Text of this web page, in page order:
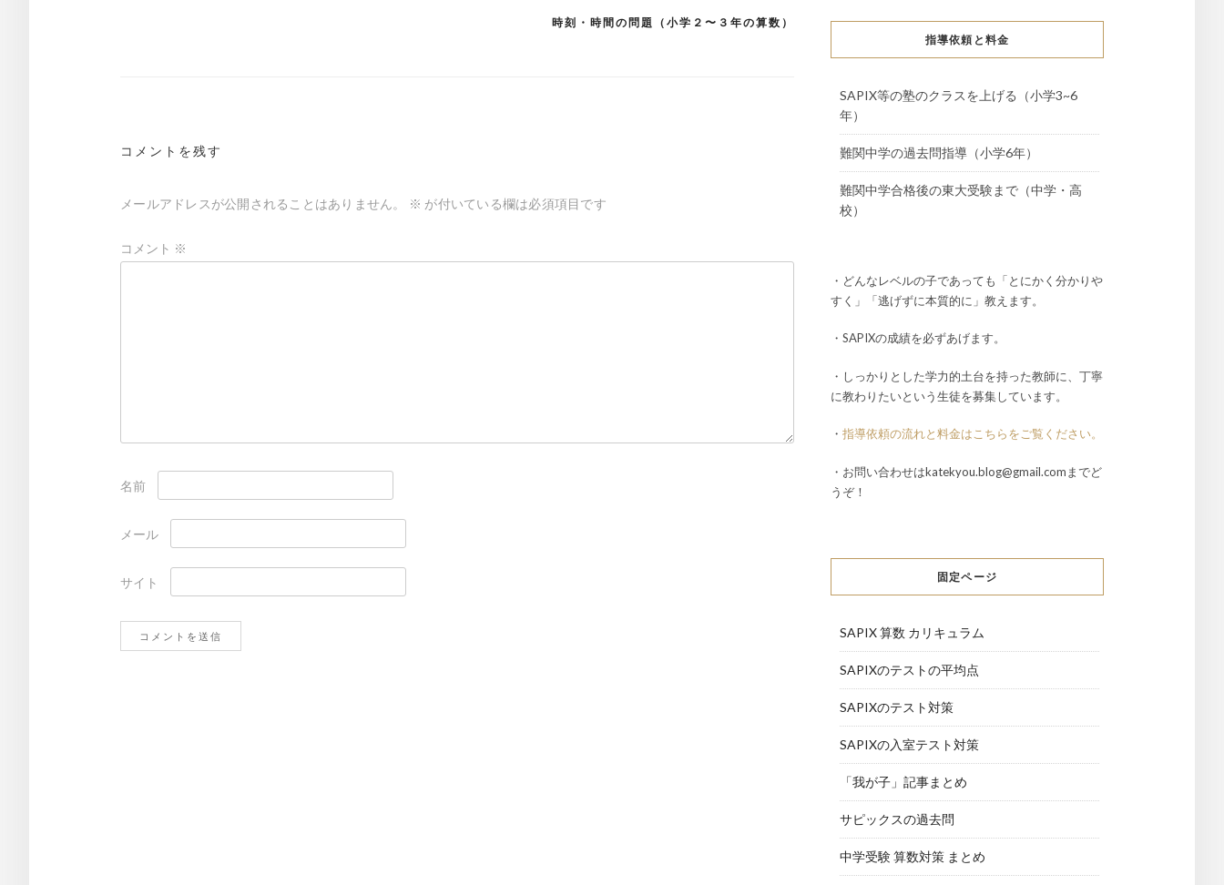
ゲ
シ
ョ
時刻・時間の問題（小学２〜３年の算数）
コメントを残す
メールアドレスが公開されることはありません。 ※ が付いている欄は必須項目です
コメント ※
名前
メール
サイト
指導依頼と料金
SAPIX等の塾のクラスを上げる（小学3~6
年）
難関中学の過去問指導（小学6年）
難関中学合格後の東大受験まで（中学・高
校）
・どんなレベルの子であっても「とにかく分かりや
すく」「逃げずに本質的に」教えます。
・SAPIXの成績を必ずあげます。
・しっかりとした学力的土台を持った教師に、丁寧
に教わりたいという生徒を募集しています。
・ 指導依頼の流れと料金はこちらをご覧ください。
・お問い合わせはkatekyou.blog@gmail.comまでど
うぞ！
固定ページ
SAPIX 算数 カリキュラム
SAPIXのテストの平均点
SAPIXのテスト対策
SAPIXの入室テスト対策
「我が子」記事まとめ
サピックスの過去問
中学受験 算数対策 まとめ